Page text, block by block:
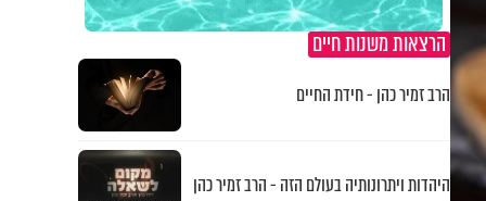
הרצאות משנות חיים
הרב זמיר כהן - חידת החיים
היהדות ויתרונותיה בעולם הזה - הרב זמיר כהן